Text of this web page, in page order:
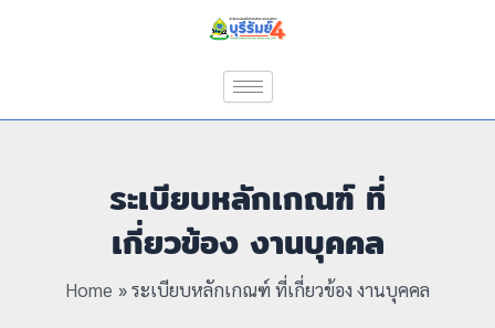
ระเบียบหลักเกณฑ์ ที่
เกี่ยวข้อง งานบุคคล
Home ระเบียบหลักเกณฑ์ ที่เกี่ยวข้อง งานบุคคล